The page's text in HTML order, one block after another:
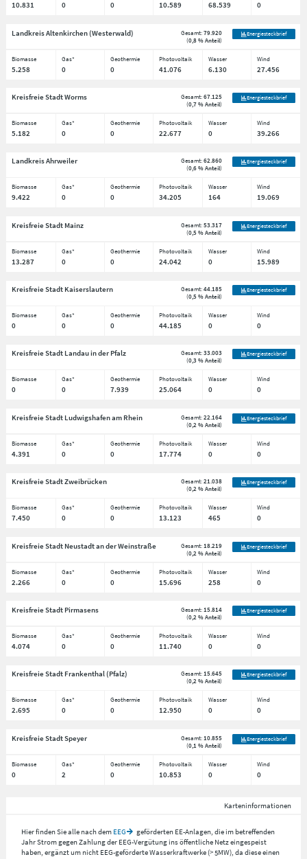
10.831 0 0 10.589 68.539 0
Landkreis Altenkirchen (Westerwald) Gesamt:79.920
(0,8 % Anteil)
Energiesteckbrief
Biomasse Gas* Geothermie Photovoltaik Wasser Wind
5.258 0 0 41.076 6.130 27.456
Kreisfreie Stadt Worms Gesamt:67.125
(0,7 % Anteil)
Energiesteckbrief
Biomasse Gas* Geothermie Photovoltaik Wasser Wind
5.182 0 0 22.677 0 39.266
Landkreis Ahrweiler Gesamt:62.860
(0,6 % Anteil)
Energiesteckbrief
Biomasse Gas* Geothermie Photovoltaik Wasser Wind
9.422 0 0 34.205 164 19.069
Kreisfreie Stadt Mainz Gesamt:53.317
(0,5 % Anteil)
Energiesteckbrief
Biomasse Gas* Geothermie Photovoltaik Wasser Wind
13.287 0 0 24.042 0 15.989
Kreisfreie Stadt Kaiserslautern Gesamt:44.185
(0,5 % Anteil)
Energiesteckbrief
Biomasse Gas* Geothermie Photovoltaik Wasser Wind
0 0 0 44.185 0 0
Kreisfreie Stadt Landau in der Pfalz Gesamt:33.003
(0,3 % Anteil)
Energiesteckbrief
Biomasse Gas* Geothermie Photovoltaik Wasser Wind
0 0 7.939 25.064 0 0
Kreisfreie Stadt Ludwigshafen am Rhein Gesamt:22.164
(0,2 % Anteil)
Energiesteckbrief
Biomasse Gas* Geothermie Photovoltaik Wasser Wind
4.391 0 0 17.774 0 0
Kreisfreie Stadt Zweibrücken Gesamt:21.038
(0,2 % Anteil)
Energiesteckbrief
Biomasse Gas* Geothermie Photovoltaik Wasser Wind
7.450 0 0 13.123 465 0
Kreisfreie Stadt Neustadt an der Weinstraße Gesamt: 18.219
(0,2 % Anteil)
Energiesteckbrief
Biomasse Gas* Geothermie Photovoltaik Wasser Wind
2.266 0 0 15.696 258 0
Kreisfreie Stadt Pirmasens Gesamt: 15.814
(0,2 % Anteil)
Energiesteckbrief
Biomasse Gas* Geothermie Photovoltaik Wasser Wind
4.074 0 0 11.740 0 0
Kreisfreie Stadt Frankenthal (Pfalz) Gesamt:15.645
(0,2 % Anteil)
Energiesteckbrief
Biomasse Gas* Geothermie Photovoltaik Wasser Wind
2.695 0 0 12.950 0 0
Kreisfreie Stadt Speyer Gesamt: 10.855
(0,1 % Anteil)
Energiesteckbrief
Biomasse Gas* Geothermie Photovoltaik Wasser Wind
0 2 0 10.853 0 0
Karteninformationen
Hier finden Sie alle nach dem EEG
geförderten EE-Anlagen, die im betreffenden
Jahr Strom gegen Zahlung der EEG-Vergütung ins öffentliche Netz eingespeist
haben, ergänzt um nicht EEG-geförderte Wasserkraftwerke (> 5MW), da diese einen